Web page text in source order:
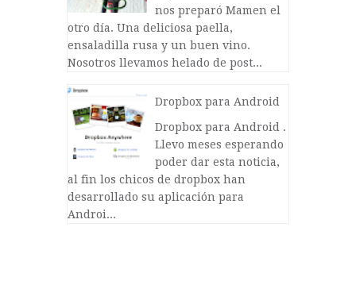
nos preparó Mamen el
otro día. Una deliciosa paella,
ensaladilla rusa y un buen vino.
Nosotros llevamos helado de post...
Dropbox para Android
Dropbox para Android .
Llevo meses esperando
poder dar esta noticia,
al fin los chicos de dropbox han
desarrollado su aplicación para
Androi...